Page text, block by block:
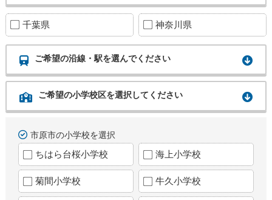
千葉県 神奈川県
ご希望の沿線・駅を選んでください
ご希望の小学校区を選択してください
市原市の小学校を選択
ちはら台桜小学校 海上小学校
菊間小学校 牛久小学校